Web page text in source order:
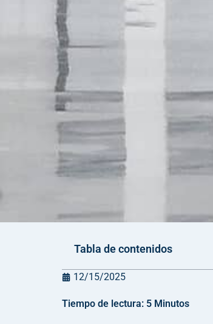
Tabla de contenidos
12/15/2025
Tiempo de lectura: 5 Minutos